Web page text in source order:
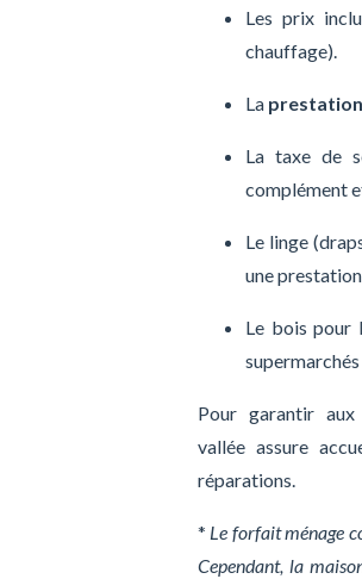
Les prix
chauffage).
La
La taxe de
complément
Le linge
une
Le bois pour
Pour garantir
vallée assure
réparations.
* Le forfait ménage
Cependant, la